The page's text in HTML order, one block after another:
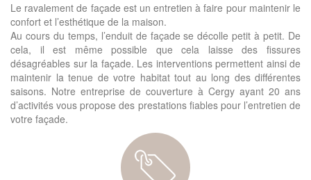
Le ravalement de façade est un entretien à faire pour maintenir le
confort et l’esthétique de la maison.
Au cours du temps, l’enduit de façade se décolle petit à petit. De
cela, il est même possible que cela laisse des fissures
désagréables sur la façade. Les interventions permettent ainsi de
maintenir la tenue de votre habitat tout au long des différentes
saisons. Notre entreprise de couverture à Cergy ayant 20 ans
d’activités vous propose des prestations fiables pour l’entretien de
votre façade.